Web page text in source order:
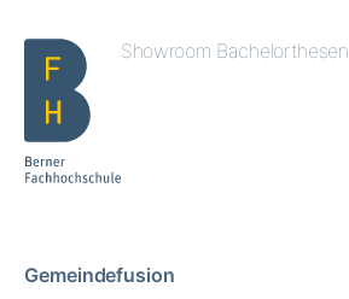
Showroom Bachelorthesen
Gemeindefusion